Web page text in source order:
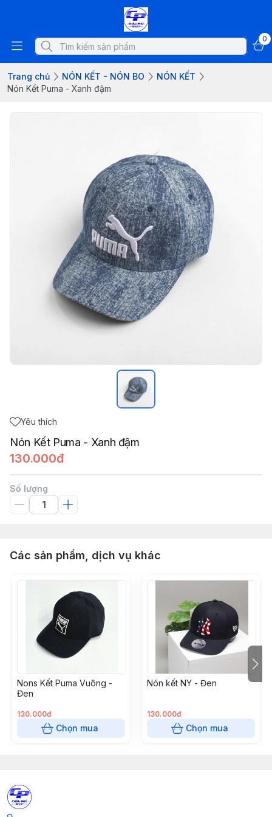
0
Trang chủ NÓN KẾT - NÓN BO
NÓN KẾT
Nón Kết Puma - Xanh đậm
Yêu thích
Nón Kết Puma - Xanh đậm
130.000đ
Số lượng
Các sản phẩm, dịch vụ khác
Nons Kết Puma Vuông -
Đen
130.000đ
Chọn mua
Nón kết NY - Đen
130.000đ
Chọn mua